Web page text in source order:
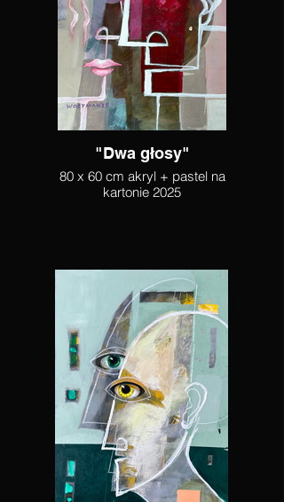
"Dwa głosy"
80 x 60 cm akryl + pastel na
kartonie 2025